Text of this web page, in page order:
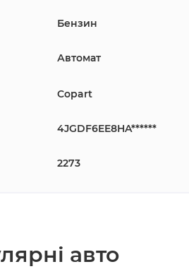
Бензин
Автомат
Copart
4JGDF6EE8HA******
2273
авто